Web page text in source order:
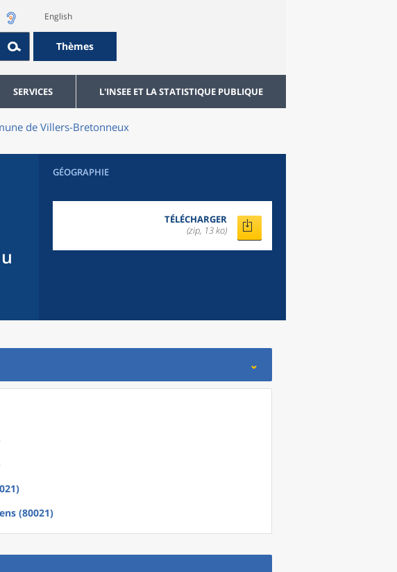
English
Thèmes
SERVICES L'INSEE ET LA STATISTIQUE PUBLIQUE
de Villers-Bretonneux
GÉOGRAPHIE
TÉLÉCHARGER
(zip, 13 ko)
(80021)